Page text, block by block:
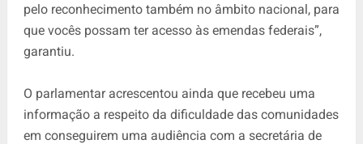
pelo reconhecimento também no âmbito nacional, para
que vocês possam ter acesso às emendas federais”,
garantiu.
O parlamentar acrescentou ainda que recebeu uma
informação a respeito da dificuldade das comunidades
em conseguirem uma audiência com a secretária de